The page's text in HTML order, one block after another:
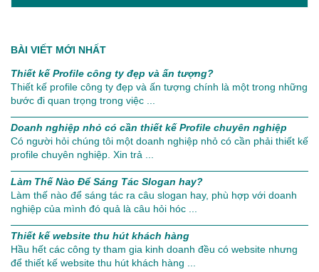
BÀI VIẾT MỚI NHẤT
Thiết kế Profile công ty đẹp và ấn tượng?
Thiết kế profile công ty đẹp và ấn tượng chính là một trong những
bước đi quan trọng trong việc ...
Doanh nghiệp nhỏ có cần thiết kế Profile chuyên nghiệp
Có người hỏi chúng tôi một doanh nghiệp nhỏ có cần phải thiết kế
profile chuyên nghiệp. Xin trả ...
Làm Thế Nào Để Sáng Tác Slogan hay?
Làm thế nào để sáng tác ra câu slogan hay, phù hợp với doanh
nghiệp của mình đó quả là câu hỏi hóc ...
Thiết kế website thu hút khách hàng
Hầu hết các công ty tham gia kinh doanh đều có website nhưng
để thiết kế website thu hút khách hàng ...